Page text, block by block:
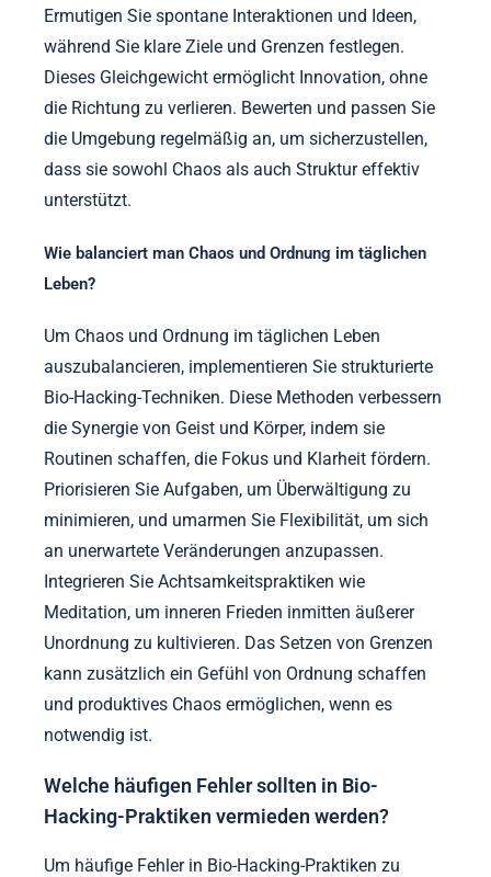
Ermutigen Sie spontane Interaktionen und Ideen,
während Sie klare Ziele und Grenzen festlegen.
Dieses Gleichgewicht ermöglicht Innovation, ohne
die Richtung zu verlieren. Bewerten und passen Sie
die Umgebung regelmäßig an, um sicherzustellen,
dass sie sowohl Chaos als auch Struktur effektiv
unterstützt.
Wie balanciert man Chaos und Ordnung im täglichen
Leben?
Um Chaos und Ordnung im täglichen Leben
auszubalancieren, implementieren Sie strukturierte
Bio-Hacking-Techniken. Diese Methoden verbessern
die Synergie von Geist und Körper, indem sie
Routinen schaffen, die Fokus und Klarheit fördern.
Priorisieren Sie Aufgaben, um Überwältigung zu
minimieren, und umarmen Sie Flexibilität, um sich
an unerwartete Veränderungen anzupassen.
Integrieren Sie Achtsamkeitspraktiken wie
Meditation, um inneren Frieden inmitten äußerer
Unordnung zu kultivieren. Das Setzen von Grenzen
kann zusätzlich ein Gefühl von Ordnung schaffen
und produktives Chaos ermöglichen, wenn es
notwendig ist.
Welche häufigen Fehler sollten in Bio-
Hacking-Praktiken vermieden werden?
Um häufige Fehler in Bio-Hacking-Praktiken zu